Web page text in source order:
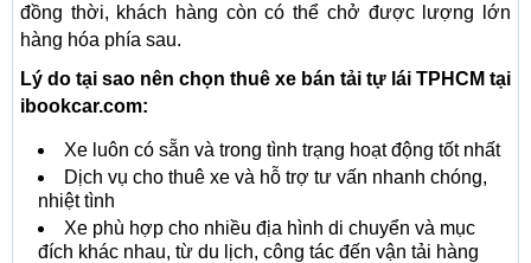
đồng thời, khách hàng còn có thể chở được lượng lớn
hàng hóa phía sau.
Lý do tại sao nên chọn thuê xe bán tải tự lái TPHCM tại
ibookcar.com:
Xe luôn có sẵn và trong tình trạng hoạt động tốt nhất
Dịch vụ cho thuê xe và hỗ trợ tư vấn nhanh chóng,
nhiệt tình
Xe phù hợp cho nhiều địa hình di chuyển và mục
đích khác nhau, từ du lịch, công tác đến vận tải hàng